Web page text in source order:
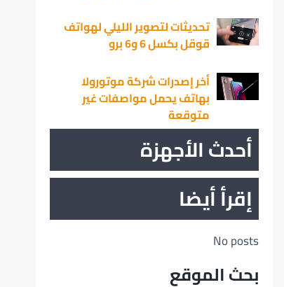
تحديثات لتصوير الليلي لهواتف
قوقل بكسل 6 و6 برو
أخر إصدرات شركة موتورولا
بهاتف يحمل مواصفات غير
متوقعة
أحدث الأجهزة
إقرأ أيضا
No posts
بحث الموقع